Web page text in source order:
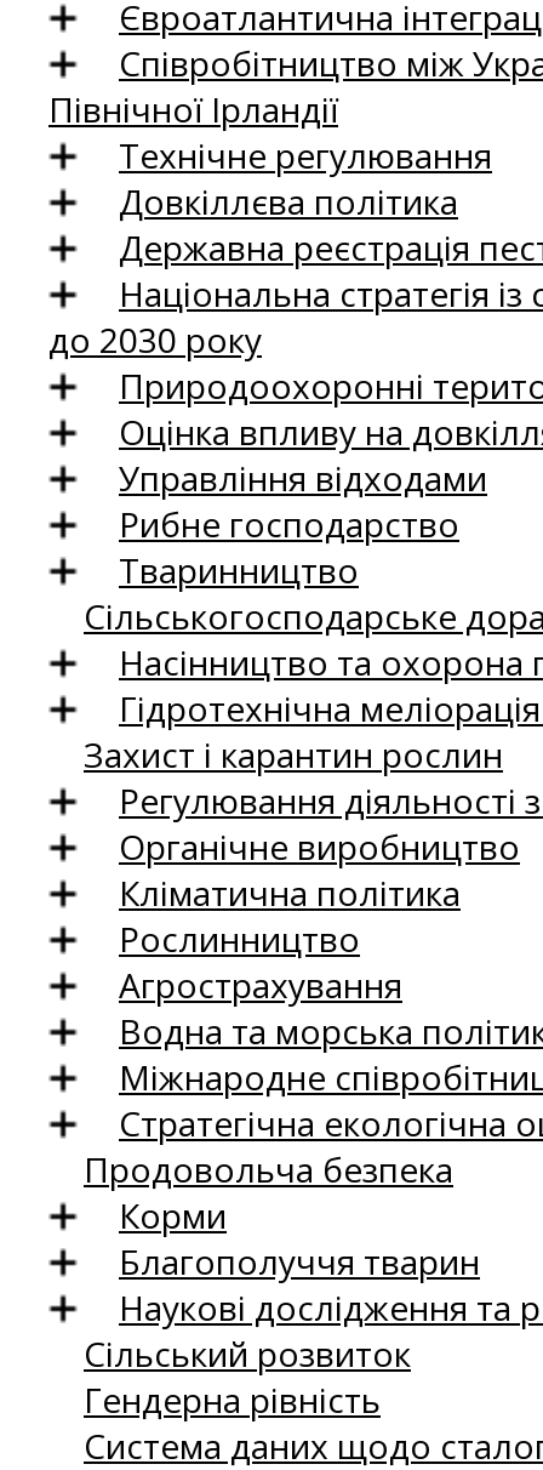
Євроатлантична
Співробітництво між
Північної Ірландії
Технічне регулювання
Довкіллєва політика
Державна реєстрація
Національна стратегія
до 2030 року
Природоохоронні
Оцінка впливу на
Управління відходами
Рибне господарство
Тваринництво
Сільськогосподарське
Насінництво та
Гідротехнічна
Захист і карантин рослин
Регулювання
Органічне виробництво
Кліматична політика
Рослинництво
Агрострахування
Водна та морська
Міжнародне
Стратегічна екологічна
Продовольча безпека
Корми
Благополуччя тварин
Наукові дослідження та
Сільський розвиток
Гендерна рівність
Система даних щодо